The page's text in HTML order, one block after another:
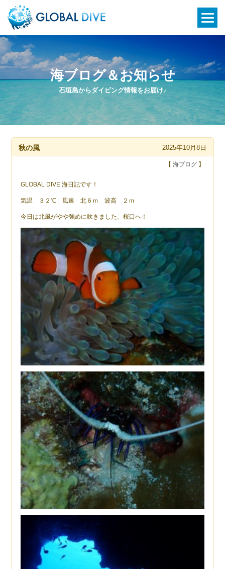
石垣島からダイビング情報をお届け♪
海ブログ＆お知らせ
秋の風 2025年10月8日
【 海ブログ】
GLOBAL DIVE 海日記です！
気温 ３２℃ 風速 北６ｍ 波高 ２ｍ
今日は北風がやや強めに吹きました、桜口へ！